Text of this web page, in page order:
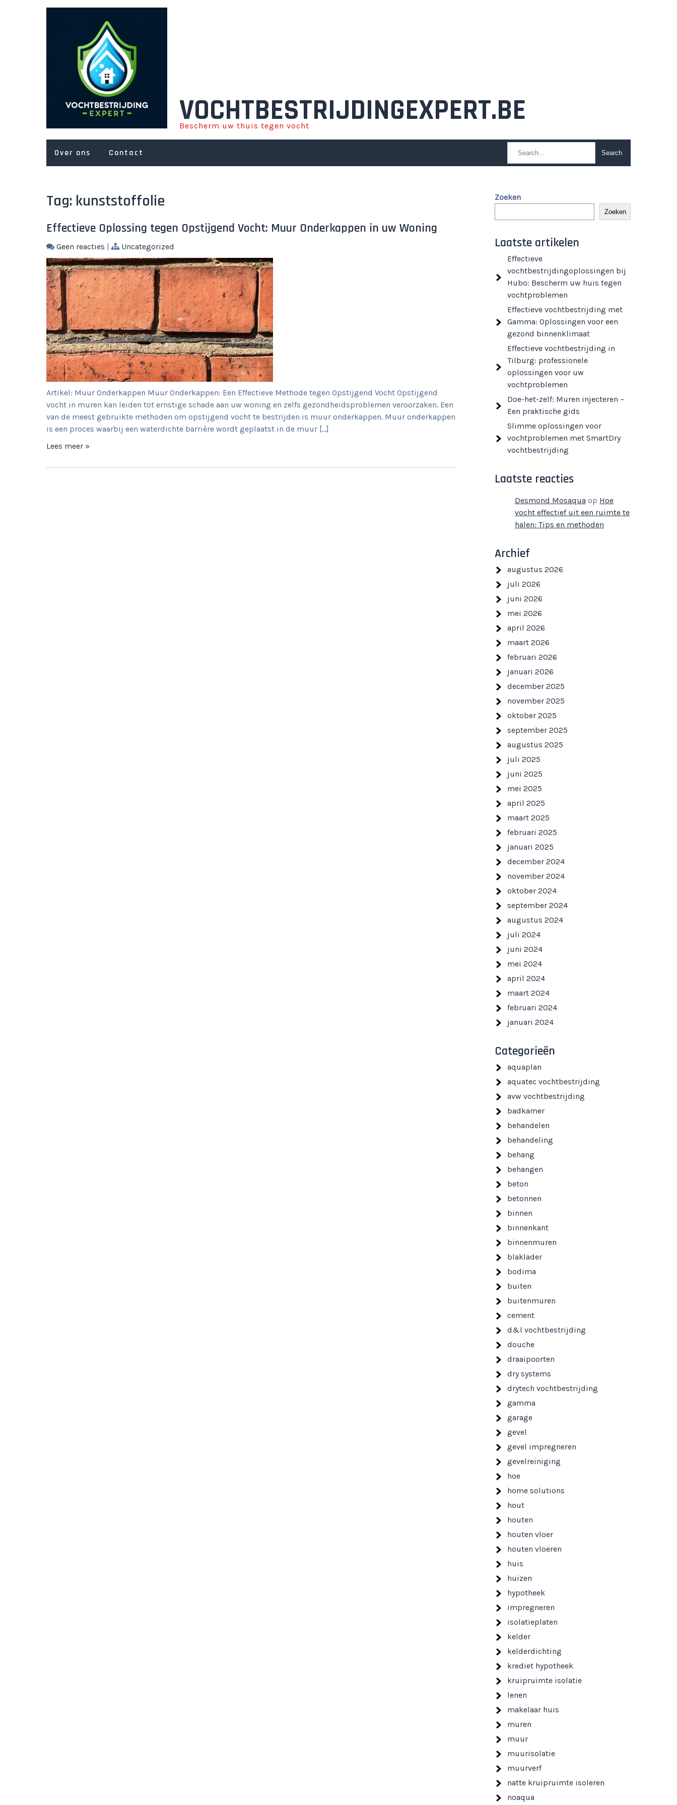
VOCHTBESTRIJDINGEXPERT.BE
Bescherm uw thuis tegen vocht
Over ons Contact
Tag: kunststoffolie
Effectieve Oplossing tegen Opstijgend Vocht: Muur Onderkappen in uw Woning
Geen reacties | Uncategorized
Artikel: Muur Onderkappen Muur Onderkappen: Een Effectieve Methode tegen Opstijgend Vocht Opstijgend
vocht in muren kan leiden tot ernstige schade aan uw woning en zelfs gezondheidsproblemen veroorzaken. Een
van de meest gebruikte methoden om opstijgend vocht te bestrijden is muur onderkappen. Muur onderkappen
is een proces waarbij een waterdichte barrière wordt geplaatst in de muur […]
Lees meer »
Zoeken
Zoeken
Laatste artikelen
Effectieve
vochtbestrijdingoplossingen bij
Hubo: Bescherm uw huis tegen
vochtproblemen
Effectieve vochtbestrijding met
Gamma: Oplossingen voor een
gezond binnenklimaat
Effectieve vochtbestrijding in
Tilburg: professionele
oplossingen voor uw
vochtproblemen
Doe-het-zelf: Muren injecteren –
Een praktische gids
Slimme oplossingen voor
vochtproblemen met SmartDry
vochtbestrijding
Laatste reacties
Desmond Mosaqua op Hoe
vocht effectief uit een ruimte te
halen: Tips en methoden
Archief
augustus 2026
juli 2026
juni 2026
mei 2026
april 2026
maart 2026
februari 2026
januari 2026
december 2025
november 2025
oktober 2025
september 2025
augustus 2025
juli 2025
juni 2025
mei 2025
april 2025
maart 2025
februari 2025
januari 2025
december 2024
november 2024
oktober 2024
september 2024
augustus 2024
juli 2024
juni 2024
mei 2024
april 2024
maart 2024
februari 2024
januari 2024
Categorieën
aquaplan
aquatec vochtbestrijding
avw vochtbestrijding
badkamer
behandelen
behandeling
behang
behangen
beton
betonnen
binnen
binnenkant
binnenmuren
blaklader
bodima
buiten
buitenmuren
cement
d&l vochtbestrijding
douche
draaipoorten
dry systems
drytech vochtbestrijding
gamma
garage
gevel
gevel impregneren
gevelreiniging
hoe
home solutions
hout
houten
houten vloer
houten vloeren
huis
huizen
hypotheek
impregneren
isolatieplaten
kelder
kelderdichting
krediet hypotheek
kruipruimte isolatie
lenen
makelaar huis
muren
muur
muurisolatie
muurverf
natte kruipruimte isoleren
noaqua